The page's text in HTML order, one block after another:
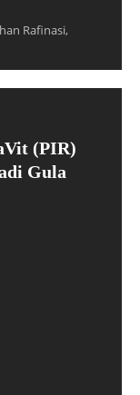
Rafinasi,
(PIR)
Gula